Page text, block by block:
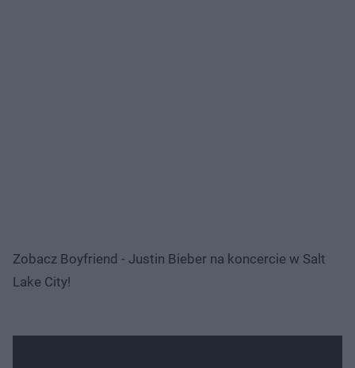
Zobacz Boyfriend - Justin Bieber na koncercie w Salt
Lake City!